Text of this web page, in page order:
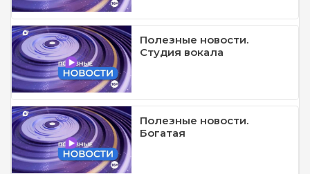
Полезные новости.
Студия вокала
Полезные новости.
Богатая